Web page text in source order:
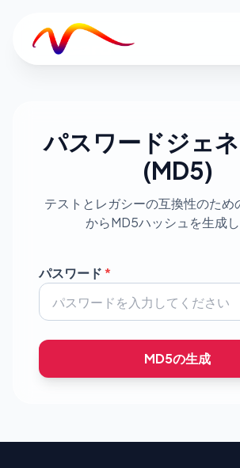
V
パスワードジェ
(MD5)
テストとレガシーの互換性のため
からMD5ハッシュを生成
パスワード*
MD5の生成